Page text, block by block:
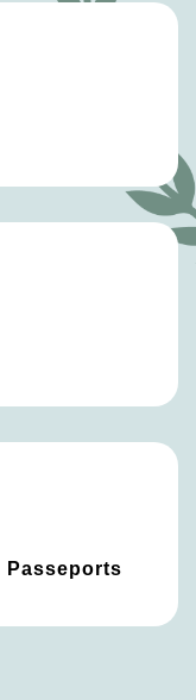
Passeports